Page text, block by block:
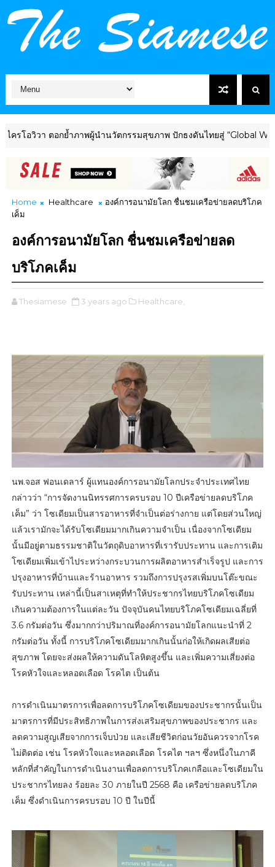
า ตอกย้ำภาพผู้นำนวัตกรรมสุขภาพ ปักธงดันไทยสู่ “Global Wellness
Home Healthcare
องค์การอนามัยโลก ชื่นชมเครือข่ายลดบริโภค
เค็ม
องค์การอนามัยโลก ชื่นชมเครือข่ายลด
บริโภคเค็ม
Thesiamese 3 years ago Healthcare,
นพ.จอส ฟอนเดลาร์ ผู้แทนองค์การอนามัยโลกประจำประเทศไทย
กล่าวว่า “การจัดงานนิทรรศการครบรอบ 10 ปีเครือข่ายลดบริโภค
เค็ม” ว่า โซเดียมเป็นสารอาหารที่จำเป็นต่อร่างกาย แต่โดยส่วนใหญ่
แล้วเรามักจะได้รับโซเดียมมากเกินความจำเป็น เนื่องจากโซเดียม
นั้นมีอยู่ตามธรรมชาติในวัตถุดิบอาหารที่เรารับประทาน และการเติม
โซเดียมเพิ่มเข้าไประหว่างกระบวนการผลิตอาหารสำเร็จรูป และการ
ปรุงอาหารที่บ้านและร้านอาหาร รวมถึงการปรุงรสเพิ่มบนโต๊ะขณะ
รับประทาน เหล่านี้เป็นสาเหตุที่ทำให้ประชากรไทยบริโภคโซเดียม
เกินความต้องการในแต่ละวัน ปัจจุบันคนไทยบริโภคโซเดียมเฉลี่ยที่
3.6 กรัมต่อวัน ซึ่งมากกว่าปริมาณที่องค์การอนามัยโลกแนะนำที่ 2
กรัมต่อวัน ทั้งนี้ การบริโภคโซเดียมมากเกินนั้นก่อให้เกิดผลเสียต่อ
สุขภาพ โดยจะส่งผลให้ความดันโลหิตสูงขึ้น และเพิ่มความเสี่ยงต่อ
โรคหัวใจและหลอดเลือด โรคไต เป็นต้น
การดำเนินมาตรการเพื่อลดการบริโภคโซเดียมของประชากรนั้นเป็น
มาตรการที่มีประสิทธิภาพในการส่งเสริมสุขภาพของประชากร และ
ลดความสูญเสียจากการเจ็บป่วย และเสียชีวิตก่อนวัยอันควรจากโรค
ไม่ติดต่อ เช่น โรคหัวใจและหลอดเลือด โรคไต ฯลฯ ซึ่งหนึ่งในภาคี
หลักที่สำคัญในการดำเนินงานเพื่อลดการบริโภคเกลือและโซเดียมใน
ประชากรไทยลง ร้อยละ 30 ภายในปี 2568 คือ เครือข่ายลดบริโภค
เค็ม ซึ่งดำเนินการครบรอบ 10 ปี ในปีนี้